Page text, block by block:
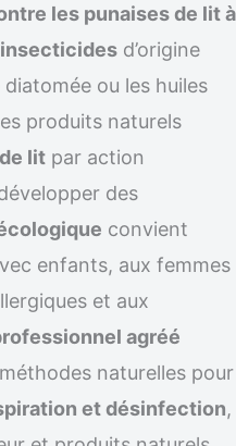
les punaises de lit à
insecticides d’origine
ou les huiles
produits naturels
lit par action
des
convient
enfants, aux femmes
et aux
agréé
naturelles pour
et désinfection,